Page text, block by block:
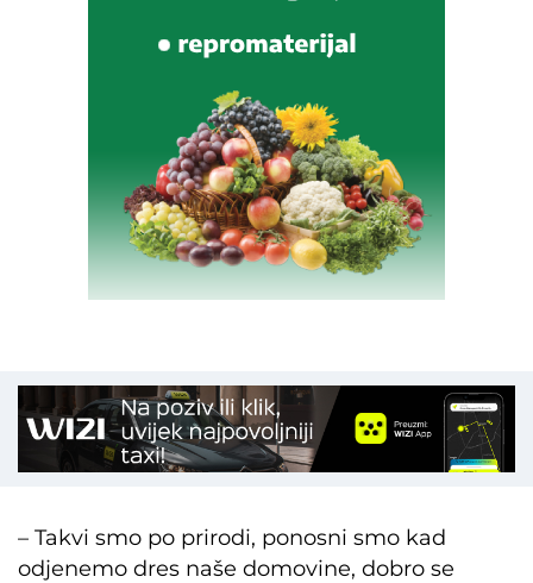
– Takvi smo po prirodi, ponosni smo kad
odjenemo dres naše domovine, dobro se